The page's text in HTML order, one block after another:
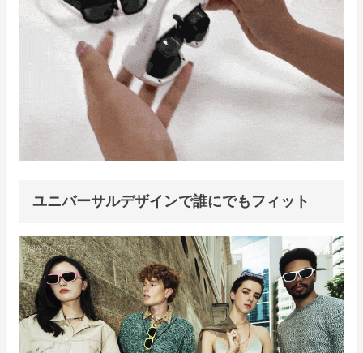
ユニバーサルデザインで誰にでもフィット